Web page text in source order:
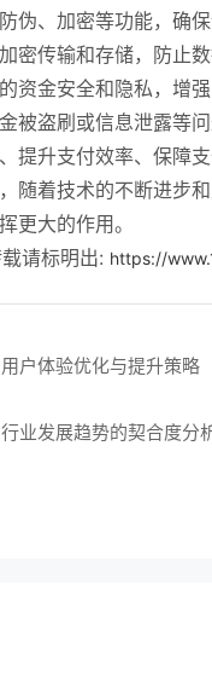
伪、加密等功能，确
密传输和存储，防止数
资金安全和隐私，增
被盗刷或信息泄露等
提升支付效率、保障
随着技术的不断进步
更大的作用。
请标明出: https://
户体验优化与提升策略
业发展趋势的契合度分